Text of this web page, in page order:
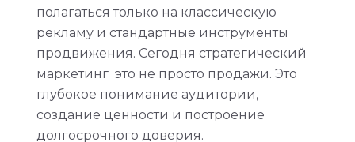
полагаться только на классическую
рекламу и стандартные инструменты
продвижения. Сегодня стратегический
маркетинг это не просто продажи. Это
глубокое понимание аудитории,
создание ценности и построение
долгосрочного доверия.